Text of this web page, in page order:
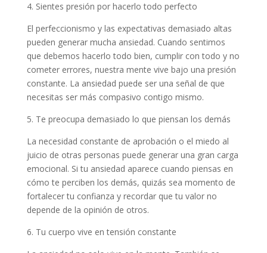
4. Sientes presión por hacerlo todo perfecto
El perfeccionismo y las expectativas demasiado altas
pueden generar mucha ansiedad. Cuando sentimos
que debemos hacerlo todo bien, cumplir con todo y no
cometer errores, nuestra mente vive bajo una presión
constante. La ansiedad puede ser una señal de que
necesitas ser más compasivo contigo mismo.
5. Te preocupa demasiado lo que piensan los demás
La necesidad constante de aprobación o el miedo al
juicio de otras personas puede generar una gran carga
emocional. Si tu ansiedad aparece cuando piensas en
cómo te perciben los demás, quizás sea momento de
fortalecer tu confianza y recordar que tu valor no
depende de la opinión de otros.
6. Tu cuerpo vive en tensión constante